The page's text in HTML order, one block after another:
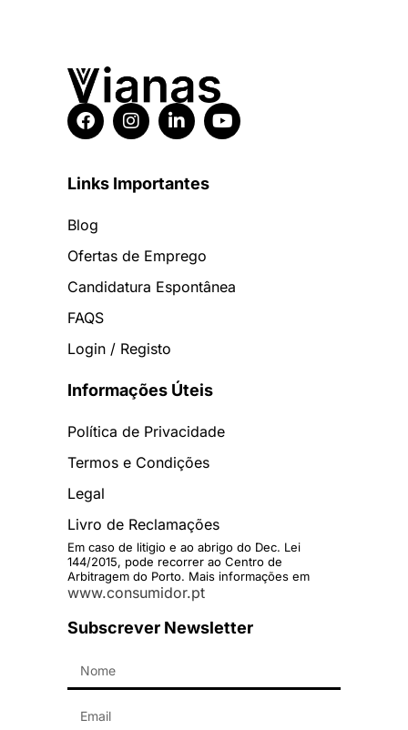
Links Importantes
Blog
Ofertas de Emprego
Candidatura Espontânea
FAQS
Login / Registo
Informações Úteis
Política de Privacidade
Termos e Condições
Legal
Livro de Reclamações
Em caso de litigio e ao abrigo do Dec. Lei
144/2015, pode recorrer ao Centro de
Arbitragem do Porto. Mais informações em
www.consumidor.pt
Subscrever Newsletter